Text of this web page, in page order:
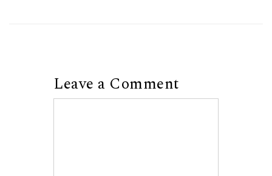
Leave a Comment